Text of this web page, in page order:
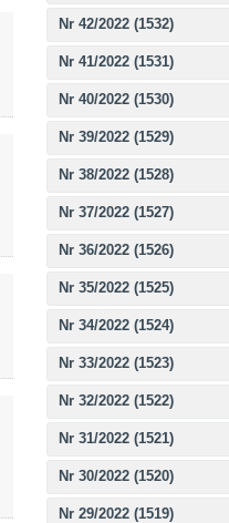
Nr 42/2022 (1532)
Nr 41/2022 (1531)
Nr 40/2022 (1530)
Nr 39/2022 (1529)
Nr 38/2022 (1528)
Nr 37/2022 (1527)
Nr 36/2022 (1526)
Nr 35/2022 (1525)
Nr 34/2022 (1524)
Nr 33/2022 (1523)
Nr 32/2022 (1522)
Nr 31/2022 (1521)
Nr 30/2022 (1520)
Nr 29/2022 (1519)